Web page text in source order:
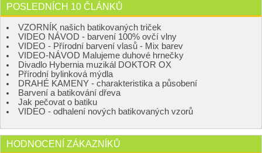
POSLEDNÍCH 10 ČLÁNKŮ
VZORNÍK našich batikovaných triček
VIDEO NÁVOD - barvení 100% ovčí vlny
VIDEO - Přírodní barvení vlasů - Mix barev
VIDEO-NÁVOD Malujeme duhové hrnečky
Divadlo Hybernia muzikál DOKTOR OX
Přírodní bylinková mýdla
DRAHÉ KAMENY - charakteristika a působení
Barvení a batikování dřeva
Jak pečovat o batiku
VIDEO - odhalení nových batikovaných vzorů
HODNOCENÍ ZÁKAZNÍKŮ